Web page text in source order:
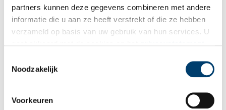
partners kunnen deze gegevens combineren met andere
informatie die u aan ze heeft verstrekt of die ze hebben
verzameld op basis van uw gebruik van hun services. U
Noodzakelijk
Voorkeuren
Storm over Petten, 1953
Tijdens de grote stormramp van 1953 verloren in Zeeland,
West-Brabant en de Zuid-Hollandse eilanden 1835 mensen het